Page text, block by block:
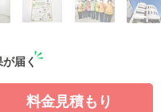
医療ニーズの高い方が安
届く
料金見積もり